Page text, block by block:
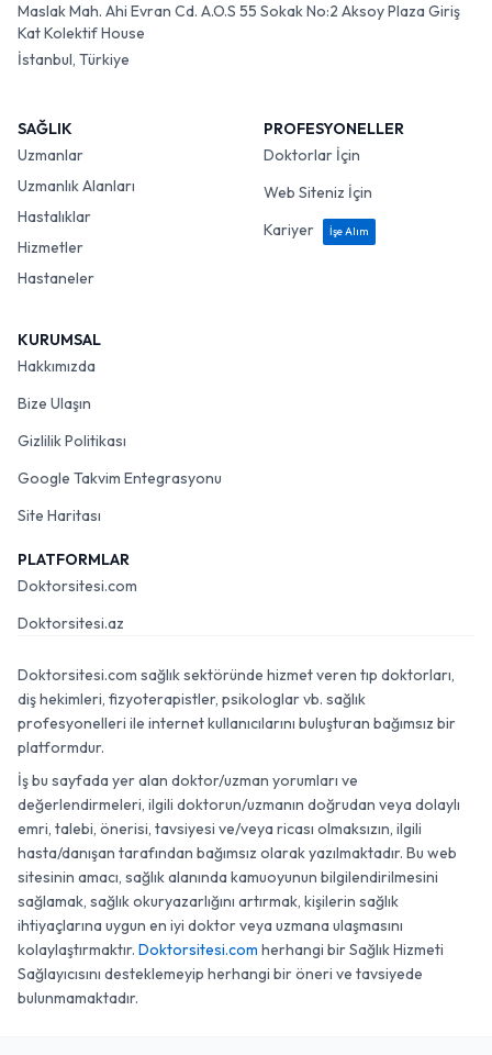
Maslak Mah. Ahi Evran Cd. A.O.S 55 Sokak No:2 Aksoy Plaza Giriş
Kat Kolektif House
İstanbul, Türkiye
SAĞLIK
Uzmanlar
Uzmanlık Alanları
Hastalıklar
Hizmetler
Hastaneler
PROFESYONELLER
Doktorlar İçin
Web Siteniz İçin
Kariyer
İşe Alım
KURUMSAL
Hakkımızda
Bize Ulaşın
Gizlilik Politikası
Google Takvim Entegrasyonu
Site Haritası
PLATFORMLAR
Doktorsitesi.com
Doktorsitesi.az
Doktorsitesi.com sağlık sektöründe hizmet veren tıp doktorları,
diş hekimleri, fizyoterapistler, psikologlar vb. sağlık
profesyonelleri ile internet kullanıcılarını buluşturan bağımsız bir
platformdur.
İş bu sayfada yer alan doktor/uzman yorumları ve
değerlendirmeleri, ilgili doktorun/uzmanın doğrudan veya dolaylı
emri, talebi, önerisi, tavsiyesi ve/veya ricası olmaksızın, ilgili
hasta/danışan tarafından bağımsız olarak yazılmaktadır. Bu web
sitesinin amacı, sağlık alanında kamuoyunun bilgilendirilmesini
sağlamak, sağlık okuryazarlığını artırmak, kişilerin sağlık
ihtiyaçlarına uygun en iyi doktor veya uzmana ulaşmasını
kolaylaştırmaktır. Doktorsitesi.com herhangi bir Sağlık Hizmeti
Sağlayıcısını desteklemeyip herhangi bir öneri ve tavsiyede
bulunmamaktadır.